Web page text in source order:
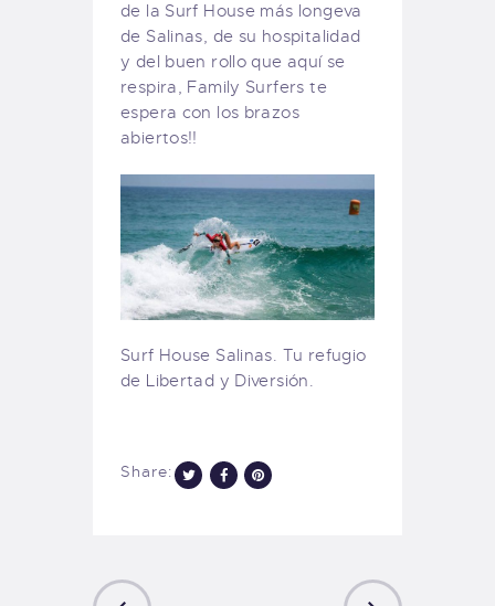
de la Surf House más longeva
de Salinas, de su hospitalidad
y del buen rollo que aquí se
respira, Family Surfers te
espera con los brazos
abiertos!!
Surf House Salinas. Tu refugio
de Libertad y Diversión.
Share: